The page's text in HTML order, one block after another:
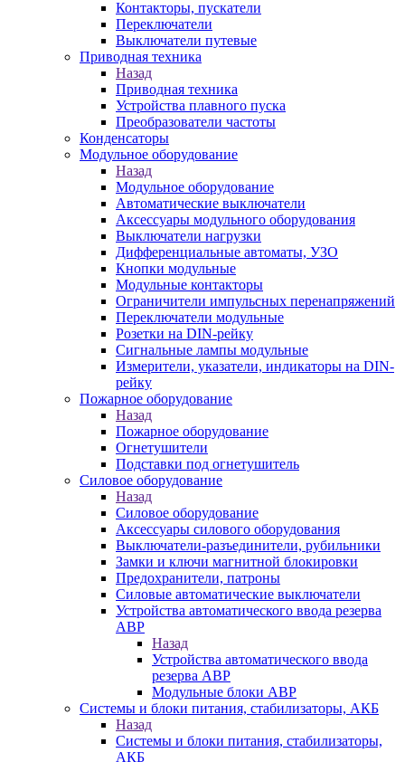
Контакторы, пускатели
Переключатели
Выключатели путевые
Приводная техника
Назад
Приводная техника
Устройства плавного пуска
Преобразователи частоты
Конденсаторы
Модульное оборудование
Назад
Модульное оборудование
Автоматические выключатели
Аксессуары модульного оборудования
Выключатели нагрузки
Дифференциальные автоматы, УЗО
Кнопки модульные
Модульные контакторы
Ограничители импульсных перенапряжений
Переключатели модульные
Розетки на DIN-рейку
Сигнальные лампы модульные
Измерители, указатели, индикаторы на DIN-
рейку
Пожарное оборудование
Назад
Пожарное оборудование
Огнетушители
Подставки под огнетушитель
Силовое оборудование
Назад
Силовое оборудование
Аксессуары силового оборудования
Выключатели-разъединители, рубильники
Замки и ключи магнитной блокировки
Предохранители, патроны
Силовые автоматические выключатели
Устройства автоматического ввода резерва
АВР
Назад
Устройства автоматического ввода
резерва АВР
Модульные блоки АВР
Системы и блоки питания, стабилизаторы, АКБ
Назад
Системы и блоки питания, стабилизаторы,
АКБ